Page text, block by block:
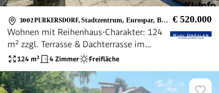
3002 PURKERSDORF, Stadtzentrum, Eurospar, BG/BRG € 520.000
Wohnen mit Reihenhaus-Charakter: 124
m² zzgl. Terrasse & Dachterrasse im
Zentrum
124 m² 4 Zimmer Freifläche